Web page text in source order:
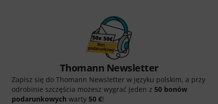
Thomann Newsletter
Zapisz się do Thomann Newsletter w języku polskim, a przy
odrobinie szczęścia możesz wygrać jeden z 50 bonów
podarunkowych warty 50 €!